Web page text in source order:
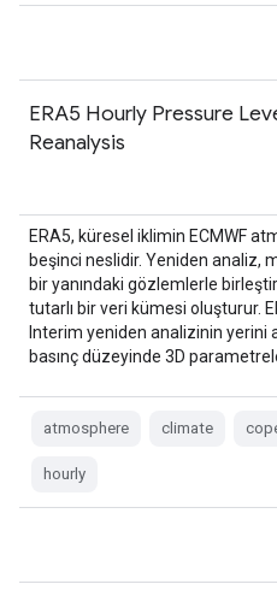
ERA5 Hourly Pressure
Reanalysis
ERA5, küresel iklimin ECMWF
beşinci neslidir. Yeniden analiz,
bir yanındaki gözlemlerle
tutarlı bir veri kümesi oluşturur.
Interim yeniden analizinin yerini
basınç düzeyinde 3D
atmosphere climate
hourly